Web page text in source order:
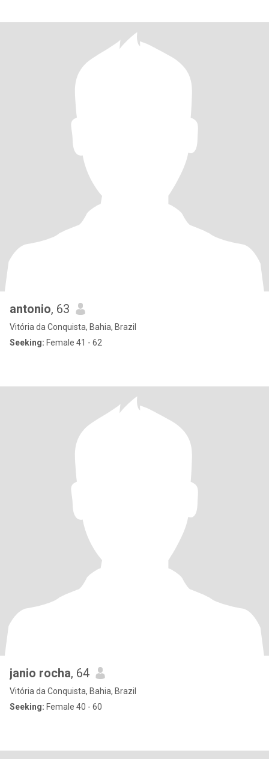
antonio, 63
Vitória da Conquista, Bahia, Brazil
Seeking: Female 41 - 62
janio rocha, 64
Vitória da Conquista, Bahia, Brazil
Seeking: Female 40 - 60